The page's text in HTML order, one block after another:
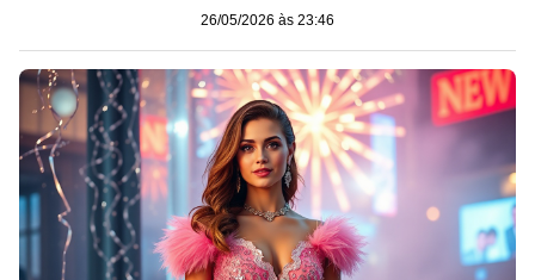
26/05/2026 às 23:46